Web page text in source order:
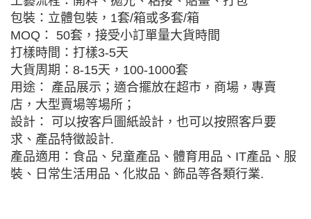
包裝：立體包裝，1套/箱或多套/箱
MOQ： 50套，接受小訂單量大貨時間
打樣時間：打樣3-5天
大貨周期：8-15天，100-1000套
用途： 產品展示；適合擺放在超市，商場，專賣
店，大型賣場等場所；
設計： 可以按客戶圖紙設計，也可以按照客戶要
求、產品特徵設計.
產品適用：食品、兒童產品、體育用品、IT產品、服
裝、日常生活用品、化妝品、飾品等各類行業.